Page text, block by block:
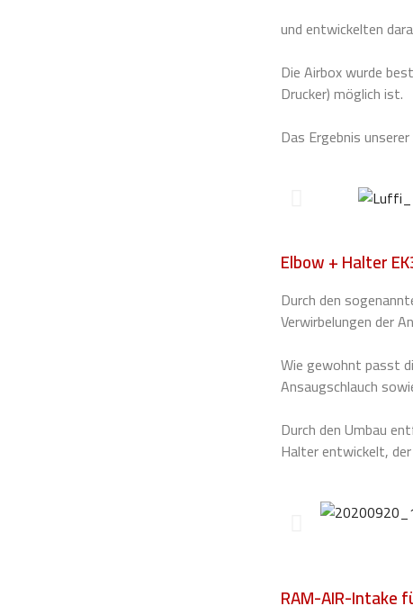
und entwickelten
Die Airbox wurde
Drucker) möglich ist.
Das Ergebnis
Elbow + Halter
Durch den
Verwirbelungen der
Wie gewohnt passt
Ansaugschlauch
Durch den Umbau
Halter entwickelt,
RAM-AIR-Intake